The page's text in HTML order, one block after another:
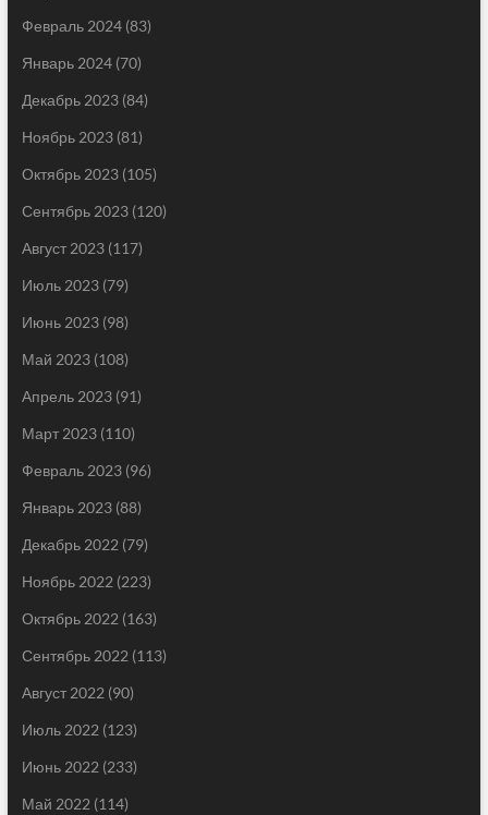
Февраль 2024(83)
Январь 2024(70)
Декабрь 2023(84)
Ноябрь 2023(81)
Октябрь 2023(105)
Сентябрь 2023(120)
Август 2023(117)
Июль 2023(79)
Июнь 2023(98)
Май 2023(108)
Апрель 2023(91)
Март 2023(110)
Февраль 2023(96)
Январь 2023(88)
Декабрь 2022 (79)
Ноябрь 2022 (223)
Октябрь 2022 (163)
Сентябрь 2022 (113)
Август 2022 (90)
Июль 2022 (123)
Июнь 2022 (233)
Май 2022 (114)